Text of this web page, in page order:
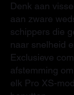
Denk aan
aan zware
schippers die
naar snelheid
Exclusieve
afstemming
elk Pro XS-